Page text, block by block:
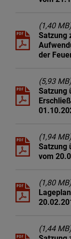
(1,40
Satzung
der
(5,93
Satzung
(1,94
Satzung
vom
(1,80
(1,44